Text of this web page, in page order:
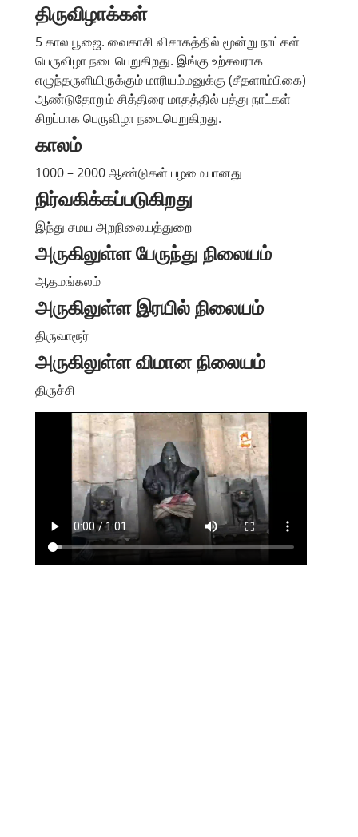
திருவிழாக்கள்
5 கால பூஜை. வைகாசி விசாகத்தில் மூன்று நாட்கள்
பெருவிழா நடைபெறுகிறது. இங்கு உற்சவராக
எழுந்தருளியிருக்கும் மாரியம்மனுக்கு (சீதளாம்பிகை)
ஆண்டுதோறும் சித்திரை மாதத்தில் பத்து நாட்கள்
சிறப்பாக பெருவிழா நடைபெறுகிறது.
காலம்
1000 – 2000 ஆண்டுகள் பழமையானது
நிர்வகிக்கப்படுகிறது
இந்து சமய அறநிலையத்துறை
அருகிலுள்ள பேருந்து நிலையம்
ஆதமங்கலம்
அருகிலுள்ள இரயில் நிலையம்
திருவாரூர்
அருகிலுள்ள விமான நிலையம்
திருச்சி